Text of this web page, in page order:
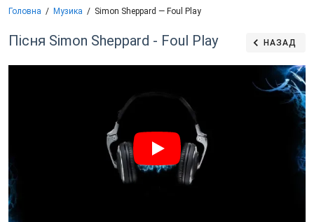
Головна Музика Simon Sheppard — Foul Play
Пісня Simon Sheppard - Foul Play НАЗАД